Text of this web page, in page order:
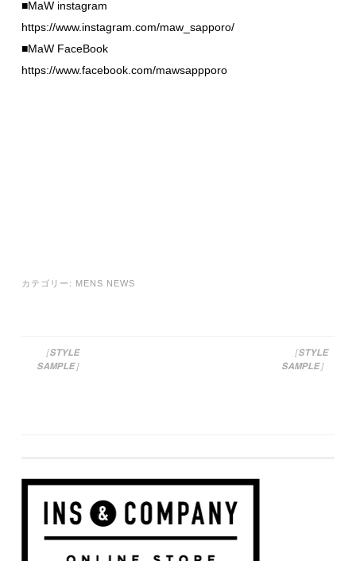
■MaW instagram
https://www.instagram.com/maw_sapporo/
■MaW FaceBook
https://www.facebook.com/mawsappporo
カテゴリー: MENS NEWS
［STYLE
SAMPLE］
［STYLE
SAMPLE］